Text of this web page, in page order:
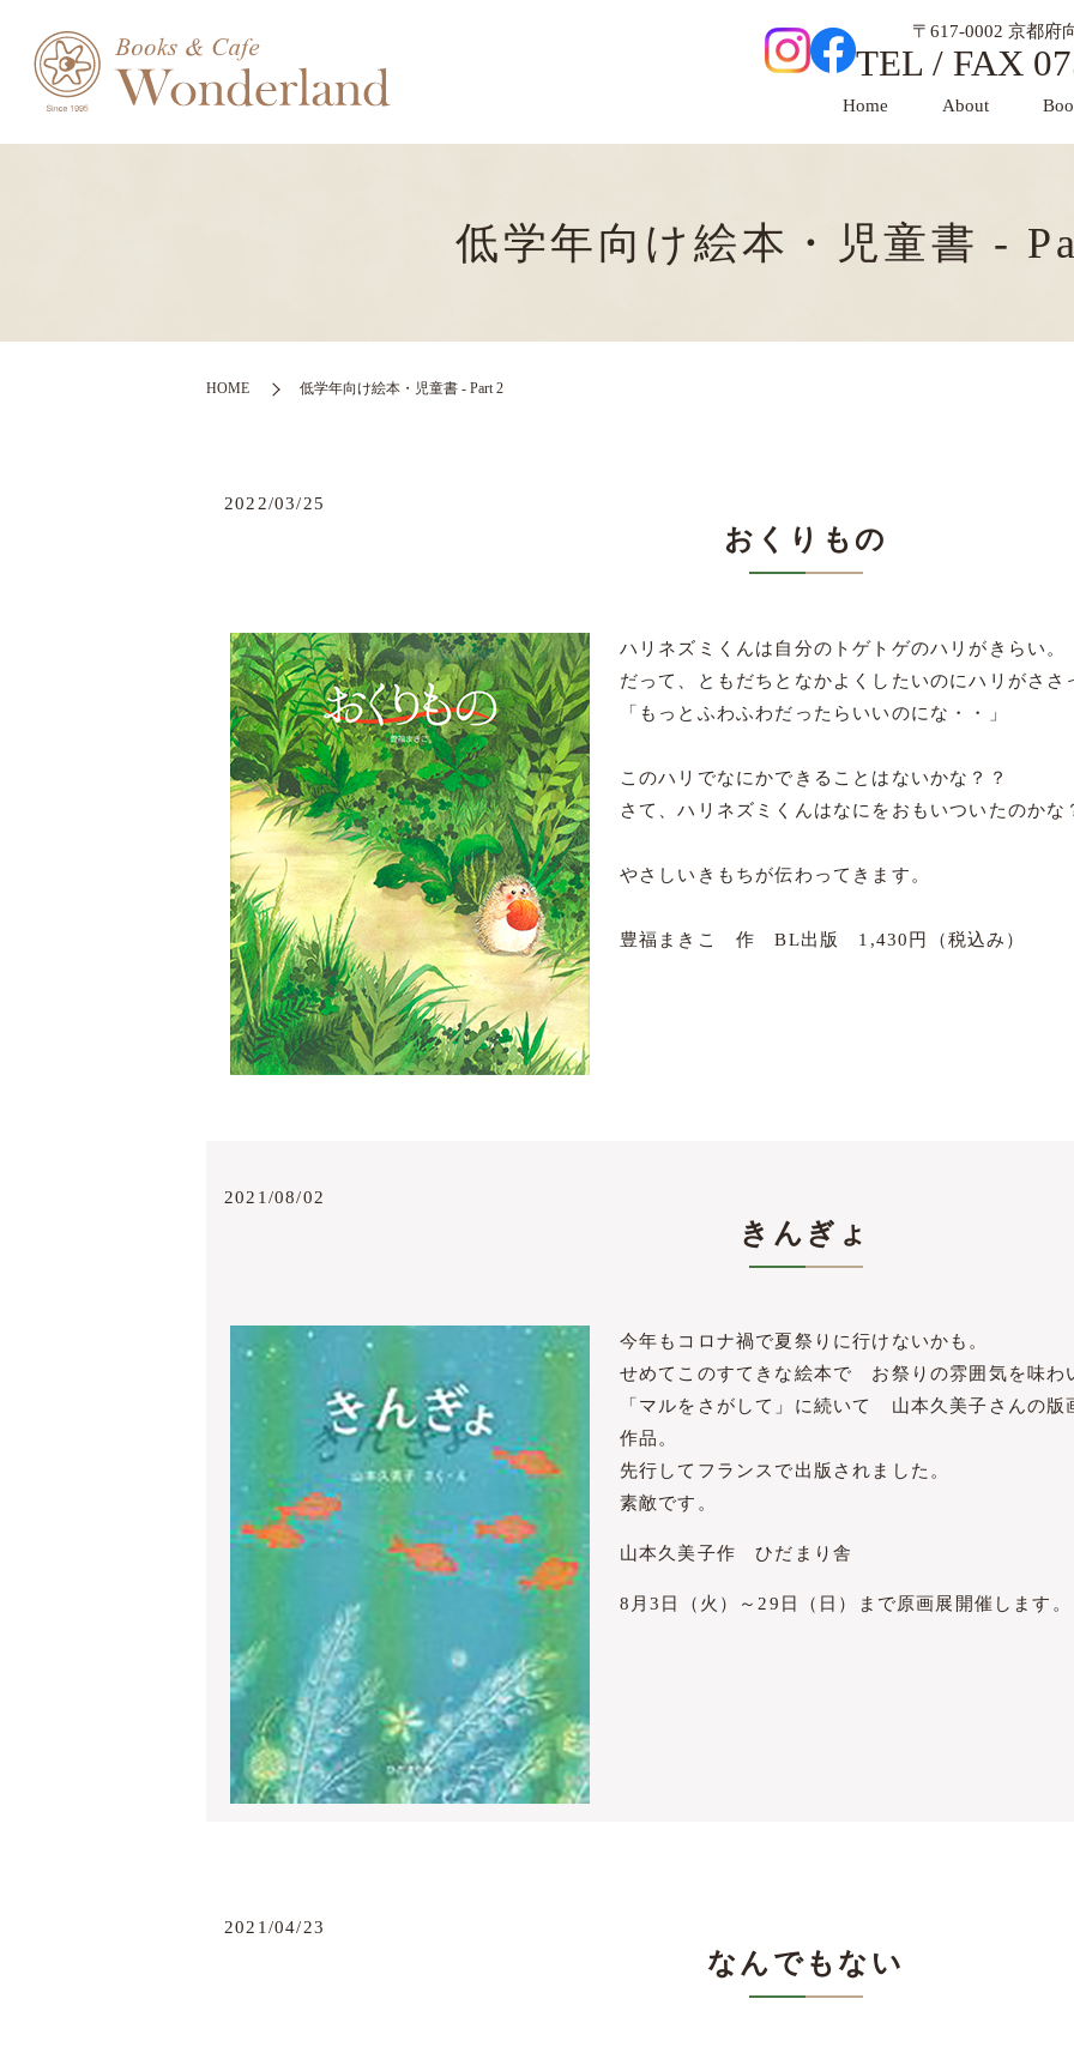
Home About
〒617-0002 京都府
TEL / FAX
低学年向け絵本・児童書 -
HOME 低学年向け絵本・児童書 - Part 2
2022/03/25
おくりもの
ハリネズミくんは自分のトゲトゲのハリがきらい。
だって、ともだちとなかよくしたいのにハリがさ
「もっとふわふわだったらいいのにな・・」
このハリでなにかできることはないかな？？
さて、ハリネズミくんはなにをおもいついたのかな
やさしいきもちが伝わってきます。
豊福まきこ 作 BL出版 1,430円（税込み）
2021/08/02
きんぎょ
今年もコロナ禍で夏祭りに行けないかも。
せめてこのすてきな絵本で お祭りの雰囲気を味わ
「マルをさがして」に続いて 山本久美子さんの
作品。
先行してフランスで出版されました。
素敵です。
山本久美子作 ひだまり舎
8月3日（火）～29日（日）まで原画展開催します。
2021/04/23
なんでもない